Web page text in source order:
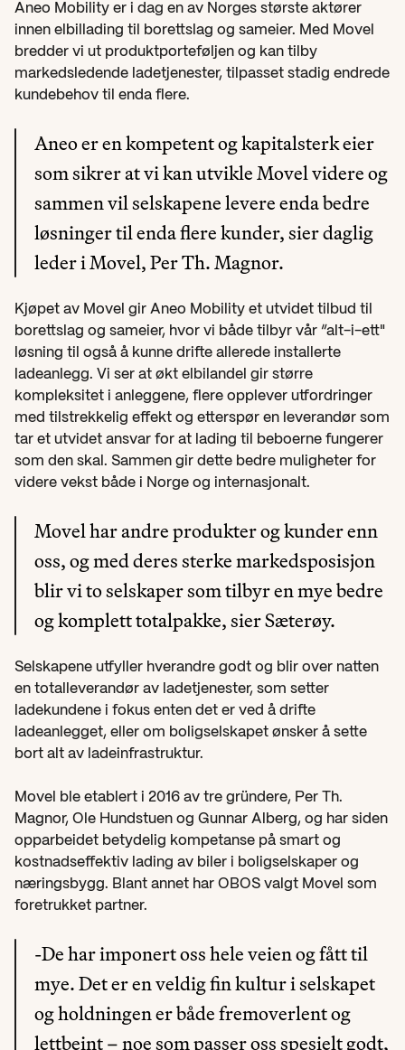
Aneo Mobility er i dag en av Norges største aktører
innen elbillading til borettslag og sameier. Med Movel
bredder vi ut produktporteføljen og kan tilby
markedsledende ladetjenester, tilpasset stadig endrede
kundebehov til enda flere.
Aneo er en kompetent og kapitalsterk eier
som sikrer at vi kan utvikle Movel videre og
sammen vil selskapene levere enda bedre
løsninger til enda flere kunder, sier daglig
leder i Movel, Per Th. Magnor.
Kjøpet av Movel gir Aneo Mobility et utvidet tilbud til
borettslag og sameier, hvor vi både tilbyr vår “alt-i-ett"
løsning til også å kunne drifte allerede installerte
ladeanlegg. Vi ser at økt elbilandel gir større
kompleksitet i anleggene, flere opplever utfordringer
med tilstrekkelig effekt og etterspør en leverandør som
tar et utvidet ansvar for at lading til beboerne fungerer
som den skal. Sammen gir dette bedre muligheter for
videre vekst både i Norge og internasjonalt.
Movel har andre produkter og kunder enn
oss, og med deres sterke markedsposisjon
blir vi to selskaper som tilbyr en mye bedre
og komplett totalpakke, sier Sæterøy.
Selskapene utfyller hverandre godt og blir over natten
en totalleverandør av ladetjenester, som setter
ladekundene i fokus enten det er ved å drifte
ladeanlegget, eller om boligselskapet ønsker å sette
bort alt av ladeinfrastruktur.
Movel ble etablert i 2016 av tre gründere, Per Th.
Magnor, Ole Hundstuen og Gunnar Alberg, og har siden
opparbeidet betydelig kompetanse på smart og
kostnadseffektiv lading av biler i boligselskaper og
næringsbygg. Blant annet har OBOS valgt Movel som
foretrukket partner.
-De har imponert oss hele veien og fått til
mye. Det er en veldig fin kultur i selskapet
og holdningen er både fremoverlent og
lettbeint – noe som passer oss spesielt godt,